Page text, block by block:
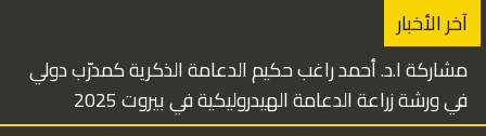
تخطي
المحتوى
آخر الأخبار
مشاركة ا.د. أحمد راغب حكيم الدعامة الذكرية كمدرّب دولي
في ورشة زراعة الدعامة الهيدروليكية في بيروت 2025